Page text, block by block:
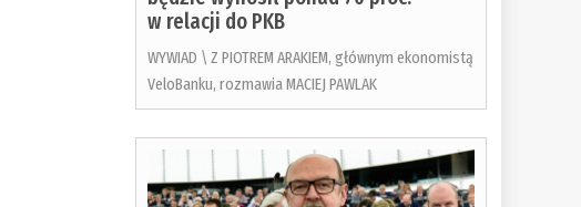
w relacji do PKB
WYWIAD \ Z PIOTREM ARAKIEM, głównym ekonomistą
VeloBanku, rozmawia MACIEJ PAWLAK